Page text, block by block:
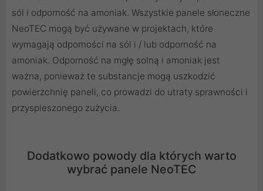
sól i odporność na amoniak. Wszystkie panele słoneczne
NeoTEC mogą być używane w projektach, które
wymagają odporności na sól i / lub odporność na
amoniak. Odporność na mgłę solną i amoniak jest
ważna, ponieważ te substancje mogą uszkodzić
powierzchnię paneli, co prowadzi do utraty sprawności i
przyspieszonego zużycia.
Dodatkowo powody dla których warto
wybrać panele NeoTEC